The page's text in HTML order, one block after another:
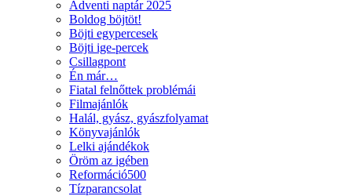
Adventi naptár 2025
Boldog böjtöt!
Böjti egypercesek
Böjti ige-percek
Csillagpont
Én már…
Fiatal felnőttek problémái
Filmajánlók
Halál, gyász, gyászfolyamat
Könyvajánlók
Lelki ajándékok
Öröm az igében
Reformáció500
Tízparancsolat